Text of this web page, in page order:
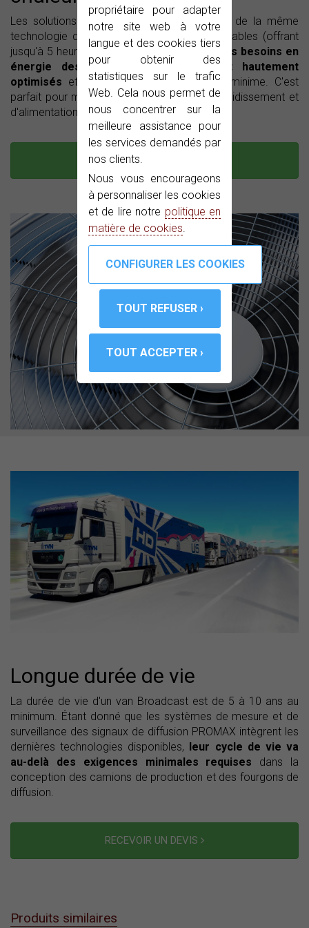
propriétaire pour adapter
notre site web à votre
langue et des cookies tiers
pour obtenir des
statistiques sur le trafic
Web. Cela nous permet de
nous concentrer sur la
meilleure assistance pour
les services demandés par
nos clients.
Nous vous encourageons
à personnaliser les cookies
et de lire notre politique en
matière de cookies
Les solutions en rack PROMAX bénéficiant de la même
technologie des analyseurs de signaux portables (offrant
jusqu'à 5 heures d'autonomie sur batterie), les besoins en
énergie des systèmes PROMAX sont hautement
optimisés et la diffusion de calories est minime. C'est
parfait pour minimiser les exigences de refroidissement et
d'alimentation.
RECEVOIR UN DEVIS
Longue durée de vie
La durée de vie d'un van Broadcast est de 5 à 10 ans au
minimum. Étant donné que les systèmes de mesure et de
surveillance des signaux de diffusion PROMAX intègrent les
dernières technologies disponibles, leur cycle de vie va
au-delà des exigences minimales requises dans la
conception des camions de production et des fourgons de
diffusion.
RECEVOIR UN DEVIS
Produits similaires